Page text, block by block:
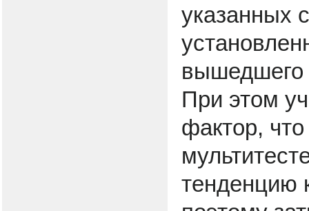
указанных
вышедшего
При этом
фактор,
тенденцию